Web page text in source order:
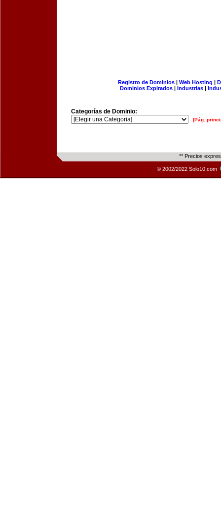
Registro de Dominios| Web Hosting |
Dominios Expirados | Industrias |
Categorías de Dominio:
[Pág.
** Precios
© 2002/2022 Solo10.com